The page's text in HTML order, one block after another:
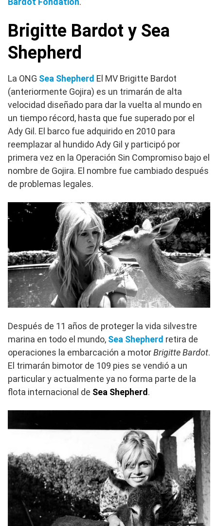
Brigitte Bardot y Sea
Shepherd
La ONG Sea Shepherd El MV Brigitte Bardot
(anteriormente Gojira) es un trimarán de alta
velocidad diseñado para dar la vuelta al mundo en
un tiempo récord, hasta que fue superado por el
Ady Gil. El barco fue adquirido en 2010 para
reemplazar al hundido Ady Gil y participó por
primera vez en la Operación Sin Compromiso bajo el
nombre de Gojira. El nombre fue cambiado después
de problemas legales.
Después de 11 años de proteger la vida silvestre
marina en todo el mundo, Sea Shepherd retira de
operaciones la embarcación a motorBrigitte Bardot.
El trimarán bimotor de 109 pies se vendió a un
particular y actualmente ya no forma parte de la
flota internacional de Sea Shepherd .